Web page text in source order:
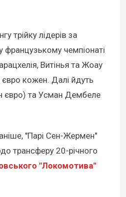
трійку лідерів за
французькому чемпіонаті
Витінья та Жоау
кожен. Далі йдуть
євро) та Усман Дембеле
"Парі Сен-Жермен"
трансферу 20-річного
"Локомотива"